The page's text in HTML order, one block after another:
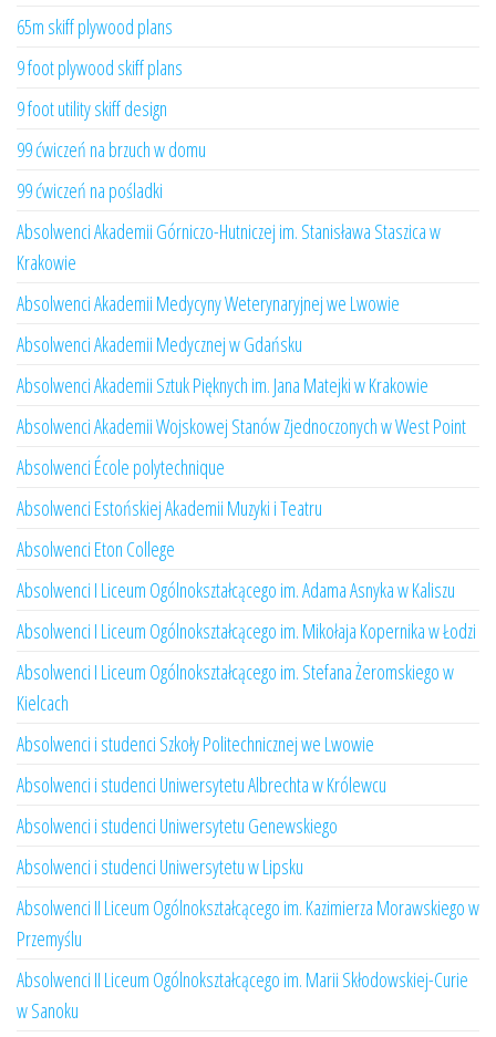
65m skiff plywood plans
9 foot plywood skiff plans
9 foot utility skiff design
99 ćwiczeń na brzuch w domu
99 ćwiczeń na pośladki
Absolwenci Akademii Górniczo-Hutniczej im. Stanisława Staszica w
Krakowie
Absolwenci Akademii Medycyny Weterynaryjnej we Lwowie
Absolwenci Akademii Medycznej w Gdańsku
Absolwenci Akademii Sztuk Pięknych im. Jana Matejki w Krakowie
Absolwenci Akademii Wojskowej Stanów Zjednoczonych w West Point
Absolwenci École polytechnique
Absolwenci Estońskiej Akademii Muzyki i Teatru
Absolwenci Eton College
Absolwenci I Liceum Ogólnokształcącego im. Adama Asnyka w Kaliszu
Absolwenci I Liceum Ogólnokształcącego im. Mikołaja Kopernika w Łodzi
Absolwenci I Liceum Ogólnokształcącego im. Stefana Żeromskiego w
Kielcach
Absolwenci i studenci Szkoły Politechnicznej we Lwowie
Absolwenci i studenci Uniwersytetu Albrechta w Królewcu
Absolwenci i studenci Uniwersytetu Genewskiego
Absolwenci i studenci Uniwersytetu w Lipsku
Absolwenci II Liceum Ogólnokształcącego im. Kazimierza Morawskiego w
Przemyślu
Absolwenci II Liceum Ogólnokształcącego im. Marii Skłodowskiej-Curie
w Sanoku